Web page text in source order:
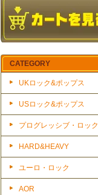
CATEGORY
UKロック&ポップス
USロック&ポップス
プログレッシブ・ロック
HARD&HEAVY
ユーロ・ロック
AOR